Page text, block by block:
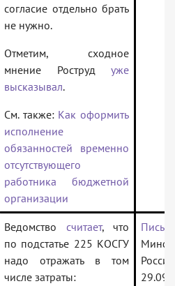
согласие отдельно брать
не нужно.
Отметим, сходное
мнение Роструд уже
высказывал.
См. также: Как оформить
исполнение
обязанностей временно
отсутствующего
работника бюджетной
организации
Ведомство считает, что
по подстатье 225 КОСГУ
надо отражать в том
числе затраты: